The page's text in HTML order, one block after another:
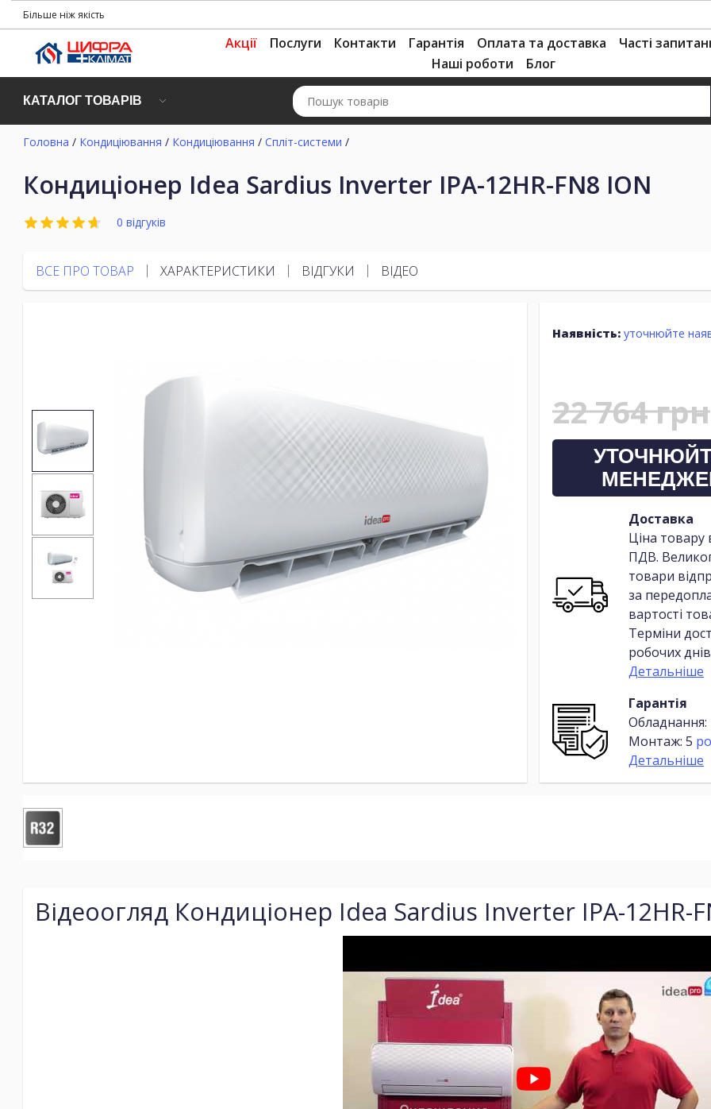
Більше ніж якість
Акції Послуги Контакти Гарантія Оплата та доставка
Часті
Наші роботи
Блог
КАТАЛОГ ТОВАРІВ
Головна / Кондиціювання / Кондиціювання / Спліт-системи /
Кондиціонер Idea Sardius Inverter IPA-12HR-FN8 ION
ВСЕ ПРО ТОВАР ХАРАКТЕРИСТИКИ ВІДГУКИ ВІДЕО
Наявність: уточнюйте
22 764 грн
Доставка
Ціна товару
ПДВ.
товари
за
вартості
Терміни
робочих
Детальніше
Гарантія
Обладнання:
Монтаж: 5
Детальніше
0 відгуків
Відеоогляд Кондиціонер Idea Sardius Inverter IPA-12HR-